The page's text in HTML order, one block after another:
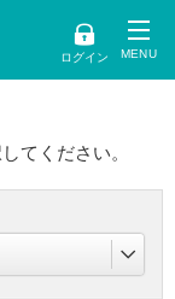
ログイン
てください。